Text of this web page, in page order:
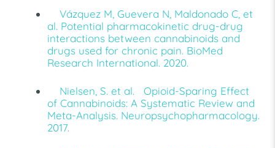
Vázquez M, Guevera N, Maldonado C, et
al. Potential pharmacokinetic drug-drug
interactions between cannabinoids and
drugs used for chronic pain. BioMed
Research International. 2020.
Nielsen, S. et al. Opioid-Sparing Effect
of Cannabinoids: A Systematic Review and
Meta-Analysis. Neuropsychopharmacology.
2017.